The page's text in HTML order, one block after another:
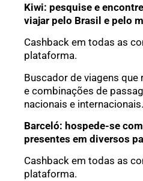
Kiwi: pesquise e
viajar pelo Brasil e pelo
Cashback em todas as
plataforma.
Buscador de viagens que
e combinações de
nacionais e internacionais.
Barceló: hospede-se
presentes em diversos
Cashback em todas as
plataforma.